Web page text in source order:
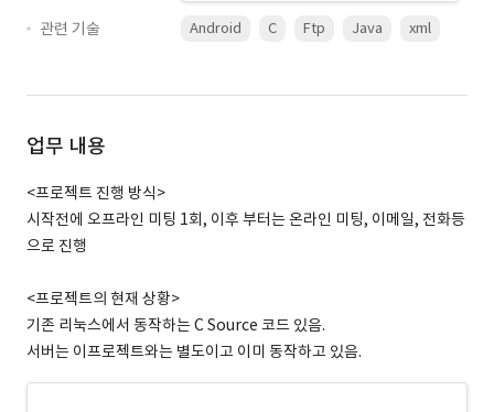
관련 기술
Android C Ftp Java xml
업무 내용
<프로젝트 진행 방식>
시작전에 오프라인 미팅 1회, 이후 부터는 온라인 미팅, 이메일, 전화등
으로 진행
<프로젝트의 현재 상황>
기존 리눅스에서 동작하는 C Source 코드 있음.
서버는 이프로젝트와는 별도이고 이미 동작하고 있음.